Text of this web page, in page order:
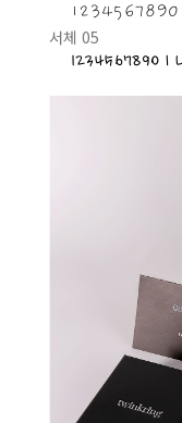
1234567890
서체 05
1234567890 I